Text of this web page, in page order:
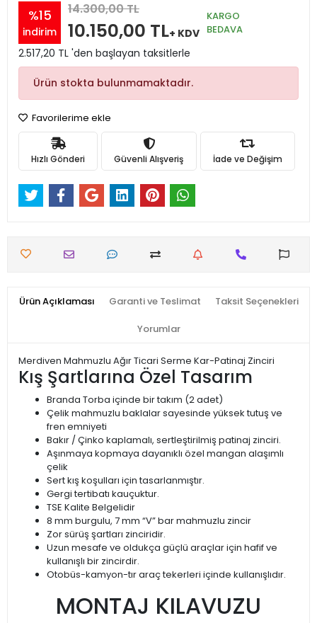
%15
indirim
14.300,00 TL
10.150,00 TL+ KDV
KARGO
BEDAVA
2.517,20 TL 'den başlayan taksitlerle
Ürün stokta bulunmamaktadır.
Favorilerime ekle
Hızlı Gönderi Güvenli Alışveriş İade ve Değişim
Ürün Açıklaması Garanti ve Teslimat Taksit Seçenekleri
Yorumlar
Merdiven Mahmuzlu Ağır Ticari Serme Kar-Patinaj Zinciri
Kış Şartlarına Özel Tasarım
Branda Torba içinde bir takım (2 adet)
Çelik mahmuzlu baklalar sayesinde yüksek tutuş ve
fren emniyeti
Bakır / Çinko kaplamalı, sertleştirilmiş patinaj zinciri.
Aşınmaya kopmaya dayanıklı özel mangan alaşımlı
çelik
Sert kış koşulları için tasarlanmıştır.
Gergi tertibatı kauçuktur.
TSE Kalite Belgelidir
8 mm burgulu, 7 mm “V” bar mahmuzlu zincir
Zor sürüş şartları zinciridir.
Uzun mesafe ve oldukça güçlü araçlar için hafif ve
kullanışlı bir zincirdir.
Otobüs-kamyon-tır araç tekerleri içinde kullanışlıdır.
MONTAJ KILAVUZU